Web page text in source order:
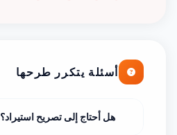
أسئلة يتكرر طرحها
هل أحتاج إلى تصريح استيراد؟